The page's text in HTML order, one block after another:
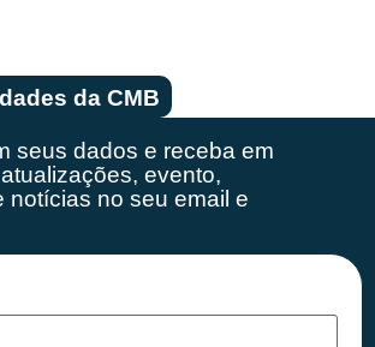
da CMB
seus dados e receba em
atualizações, evento,
notícias no seu email e